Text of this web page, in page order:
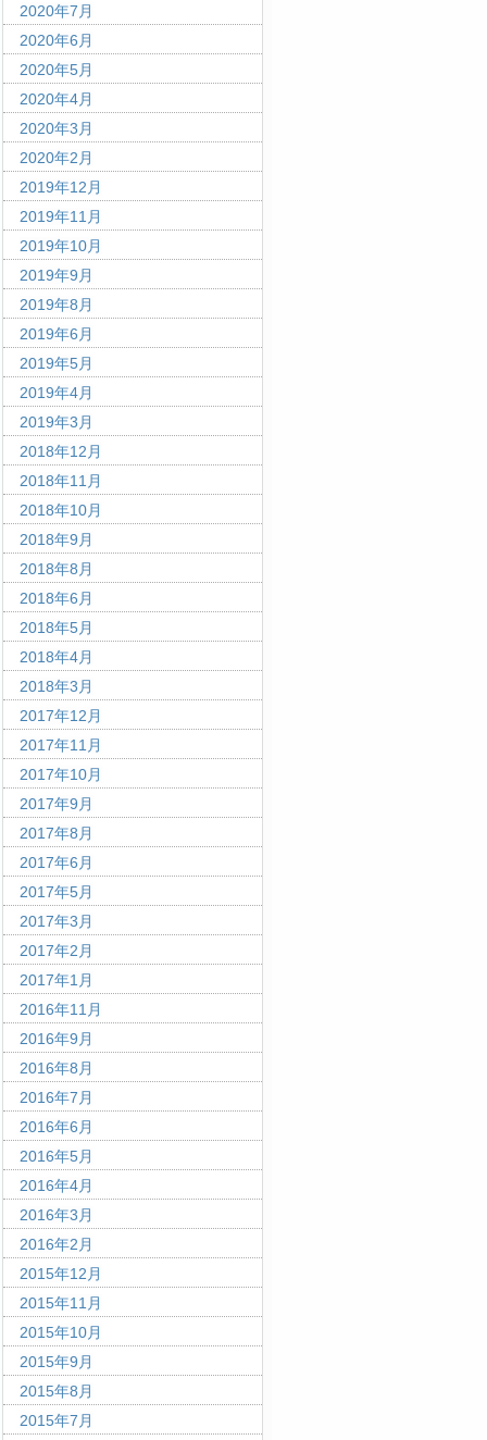
2020年7月
2020年6月
2020年5月
2020年4月
2020年3月
2020年2月
2019年12月
2019年11月
2019年10月
2019年9月
2019年8月
2019年6月
2019年5月
2019年4月
2019年3月
2018年12月
2018年11月
2018年10月
2018年9月
2018年8月
2018年6月
2018年5月
2018年4月
2018年3月
2017年12月
2017年11月
2017年10月
2017年9月
2017年8月
2017年6月
2017年5月
2017年3月
2017年2月
2017年1月
2016年11月
2016年9月
2016年8月
2016年7月
2016年6月
2016年5月
2016年4月
2016年3月
2016年2月
2015年12月
2015年11月
2015年10月
2015年9月
2015年8月
2015年7月